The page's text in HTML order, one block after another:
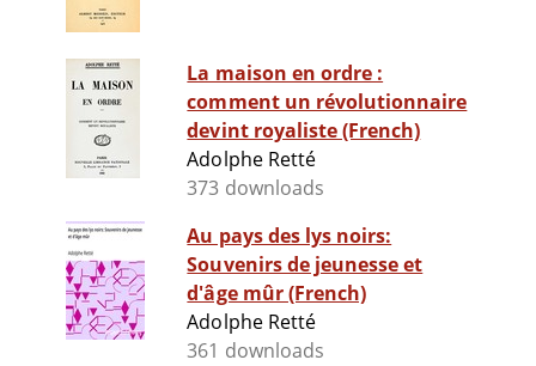
La maison en ordre :
comment un révolutionnaire
devint royaliste (French)
Adolphe Retté
373 downloads
Au pays des lys noirs:
Souvenirs de jeunesse et
d'âge mûr (French)
Adolphe Retté
361 downloads